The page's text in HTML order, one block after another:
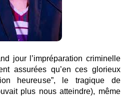
jour l’impréparation criminelle
assurées qu’en ces glorieux
heureuse”, le tragique de
plus nous atteindre), même